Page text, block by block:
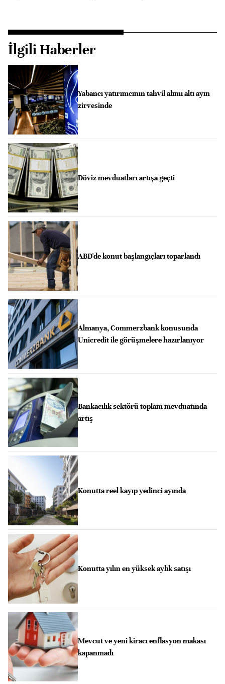
İlgili Haberler
Yabancı yatırımcının tahvil alımı altı ayın
zirvesinde
Döviz mevduatları artışa geçti
ABD'de konut başlangıçları toparlandı
Almanya, Commerzbank konusunda
Unicredit ile görüşmelere hazırlanıyor
Bankacılık sektörü toplam mevduatında
artış
Konutta reel kayıp yedinci ayında
Konutta yılın en yüksek aylık satışı
Mevcut ve yeni kiracı enflasyon makası
kapanmadı